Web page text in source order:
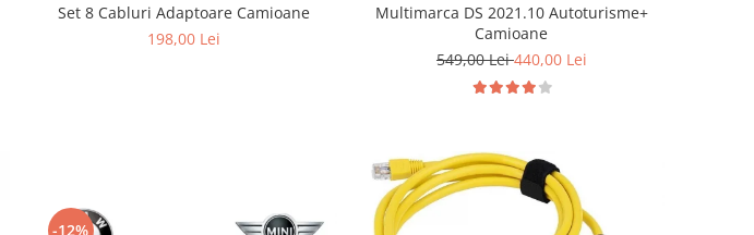
Set 8 Cabluri Adaptoare Camioane
198,00 Lei
Multimarca DS 2021.10 Autoturisme+
Camioane
549,00 Lei440,00 Lei
-12%